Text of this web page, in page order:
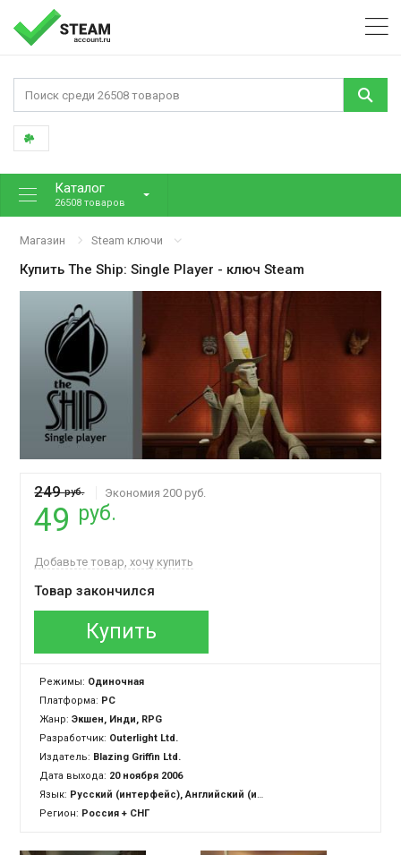
Каталог
26508 товаров
Магазин Steam ключи
КупитьThe Ship: Single Player - ключ Steam
249руб. Экономия 200 руб.
49 руб.
Добавьте товар, хочу купить
Товар закончился
Купить
Режимы: Одиночная
Платформа: PC
Жанр:Экшен, Инди, RPG
Разработчик: Outerlight Ltd.
Издатель: Blazing Griffin Ltd.
Дата выхода: 20 ноября 2006
Язык: Русский (интерфейс), Английский (интерфейс)
Регион: Россия + СНГ